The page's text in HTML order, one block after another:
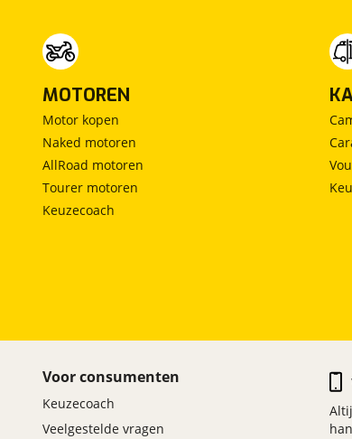
MOTOREN
Motor kopen
Naked motoren
AllRoad motoren
Tourer motoren
Keuzecoach
Voor consumenten
Keuzecoach
Veelgestelde vragen